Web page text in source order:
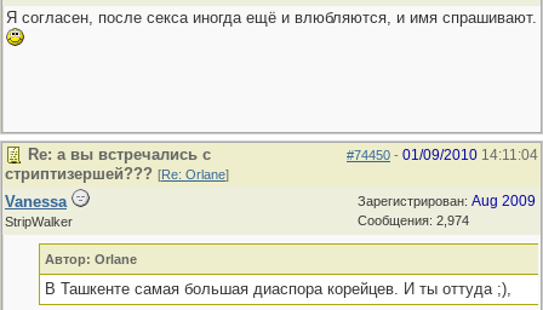
Я согласен, после секса иногда ещё и влюбляются, и имя спрашивают.
#74450 - 01/09/2010 14:11:04
Re: а вы встречались с
стриптизершей??? [Re: Orlane]
Зарегистрирован: Aug 2009
Сообщения: 2,974
Vanessa
StripWalker
Автор: Orlane
В Ташкенте самая большая диаспора корейцев. И ты оттуда ;),